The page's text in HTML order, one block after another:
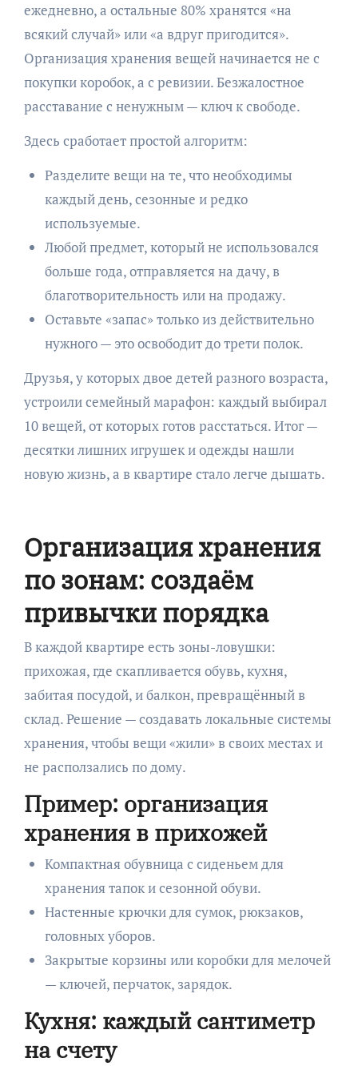
ежедневно, а остальные 80% хранятся «на
всякий случай» или «а вдруг пригодится».
Организация хранения вещей начинается не с
покупки коробок, а с ревизии. Безжалостное
расставание с ненужным — ключ к свободе.
Здесь сработает простой алгоритм:
Разделите вещи на те, что необходимы
каждый день, сезонные и редко
используемые.
Любой предмет, который не использовался
больше года, отправляется на дачу, в
благотворительность или на продажу.
Оставьте «запас» только из действительно
нужного — это освободит до трети полок.
Друзья, у которых двое детей разного возраста,
устроили семейный марафон: каждый выбирал
10 вещей, от которых готов расстаться. Итог —
десятки лишних игрушек и одежды нашли
новую жизнь, а в квартире стало легче дышать.
Организация хранения
по зонам: создаём
привычки порядка
В каждой квартире есть зоны-ловушки:
прихожая, где скапливается обувь, кухня,
забитая посудой, и балкон, превращённый в
склад. Решение — создавать локальные системы
хранения, чтобы вещи «жили» в своих местах и
не расползались по дому.
Пример: организация
хранения в прихожей
Компактная обувница с сиденьем для
хранения тапок и сезонной обуви.
Настенные крючки для сумок, рюкзаков,
головных уборов.
Закрытые корзины или коробки для мелочей
— ключей, перчаток, зарядок.
Кухня: каждый сантиметр
на счету